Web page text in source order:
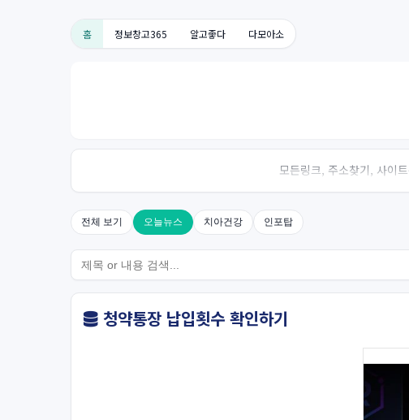
홈 정보창고365 알고좋다 다모아소
모든링크, 주소찾기, 사이
전체 보기 오늘뉴스 치아건강 인포탑
청약통장 납입횟수 확인하기